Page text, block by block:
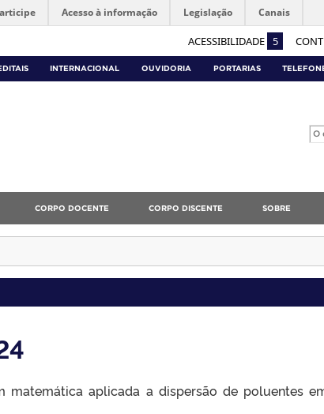
ACESSIBILIDADE 5
Acesso à informação Legislação Canais
INTERNACIONAL OUVIDORIA PORTARIAS
CORPO DOCENTE CORPO DISCENTE SOBRE
aplicada a dispersão de poluentes